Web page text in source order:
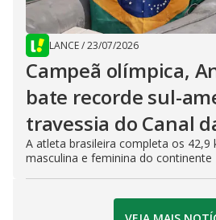
LANCE/23/07/2026
Campeã olímpica,
bate recorde sul-
travessia do Canal
A atleta brasileira completa os 42,9
masculina e feminina do continente